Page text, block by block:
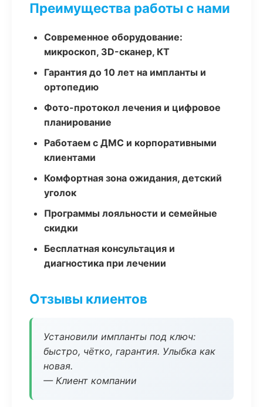
Преимущества работы с нами
Современное оборудование:
микроскоп, 3D-сканер, КТ
Гарантия до 10 лет на импланты и
ортопедию
Фото-протокол лечения и цифровое
планирование
Работаем с ДМС и корпоративными
клиентами
Комфортная зона ожидания, детский
уголок
Программы лояльности и семейные
скидки
Бесплатная консультация и
диагностика при лечении
Отзывы клиентов
Установили импланты под ключ:
быстро, чётко, гарантия. Улыбка как
новая.
— Клиент компании